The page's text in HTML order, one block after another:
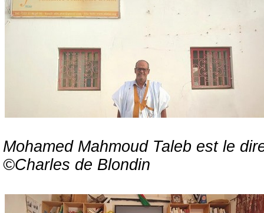
Mohamed Mahmoud Taleb est le
©Charles de Blondin